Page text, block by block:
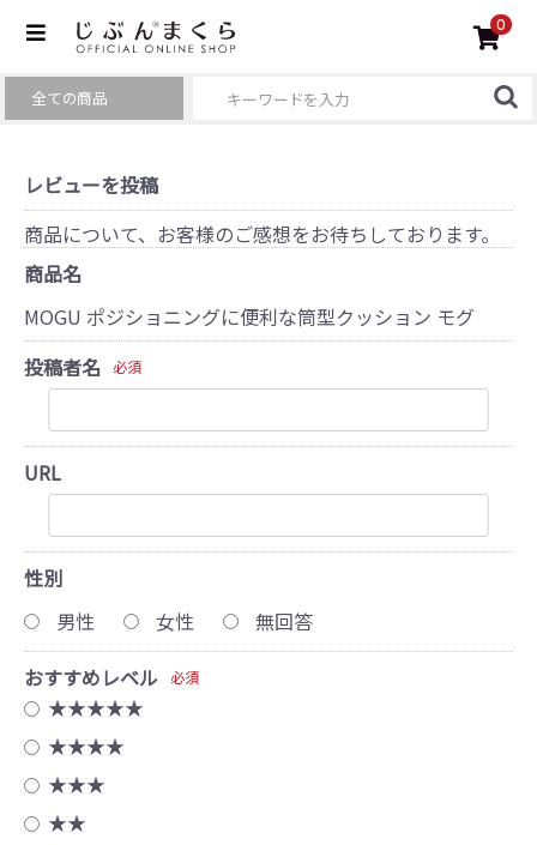
0
レビューを投稿
商品について、お客様のご感想をお待ちしております。
商品名
MOGU ポジショニングに便利な筒型クッション モグ
投稿者名 必須
URL
性別
男性
女性
無回答
おすすめレベル
必須
★★★★★
★★★★
★★★
★★